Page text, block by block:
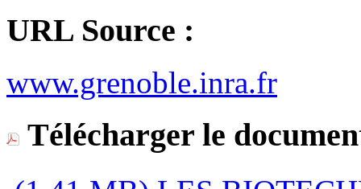
URL Source :
www.grenoble.inra.fr
Télécharger le